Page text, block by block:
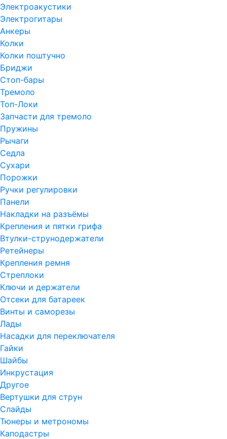
Электроакустики
Электрогитары
Анкеры
Колки
Колки поштучно
Бриджи
Стоп-бары
Тремоло
Топ-Локи
Запчасти для тремоло
Пружины
Рычаги
Седла
Сухари
Порожки
Ручки регулировки
Панели
Накладки на разъёмы
Крепления и пятки грифа
Втулки-струнодержатели
Ретейнеры
Крепления ремня
Стреплоки
Ключи и держатели
Отсеки для батареек
Винты и саморезы
Лады
Насадки для переключателя
Гайки
Шайбы
Инкрустация
Другое
Вертушки для струн
Слайды
Тюнеры и метрономы
Каподастры